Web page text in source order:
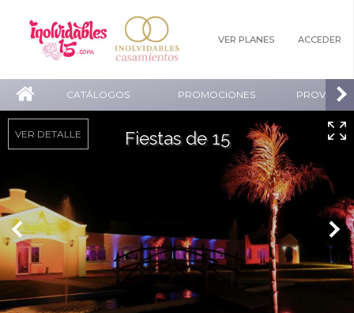
VER PLANES ACCEDER
CATÁLOGOS PROMOCIONES
VER DETALLE Fiestas de 15